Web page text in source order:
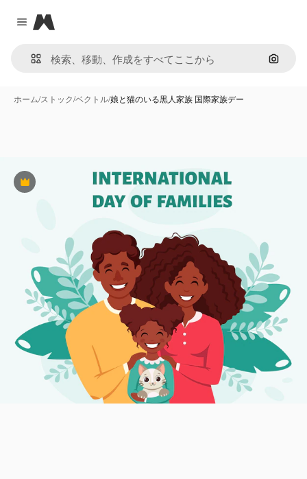
Close menu
Magnific
画像で
ホーム/ストック/ベクトル/娘と猫のいる黒人家族 国際家族デー
Premium